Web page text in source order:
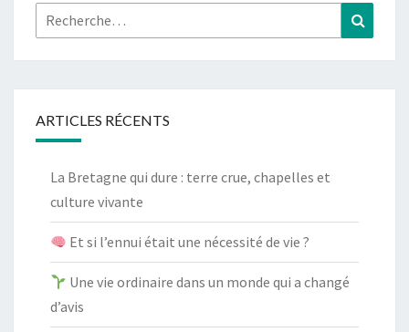
Rechercher :
ARTICLES RÉCENTS
La Bretagne qui dure : terre crue, chapelles et
culture vivante
Et si l’ennui était une nécessité de vie ?
Une vie ordinaire dans un monde qui a changé
d’avis